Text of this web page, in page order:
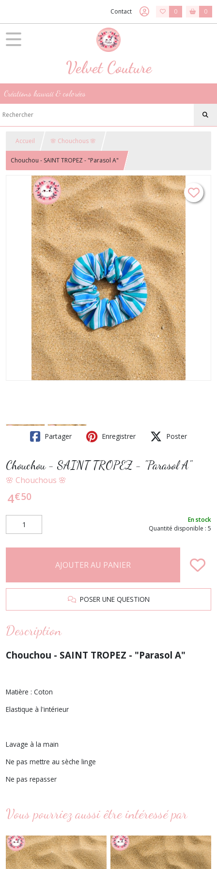
Contact 0 0
Velvet Couture
Créations kawaii & colorées
Accueil 🌸 Chouchous 🌸
Chouchou - SAINT TROPEZ - "Parasol A"
Partager Enregistrer Poster
Chouchou - SAINT TROPEZ - "Parasol A"
🌸 Chouchous 🌸
4€50
En stock
Quantité disponible : 5
AJOUTER AU PANIER
POSER UNE QUESTION
Description
Chouchou - SAINT TROPEZ - "Parasol A"
Matière : Coton
Elastique à l'intérieur
Lavage à la main
Ne pas mettre au sèche linge
Ne pas repasser
Vous pourriez aussi être intéressé par